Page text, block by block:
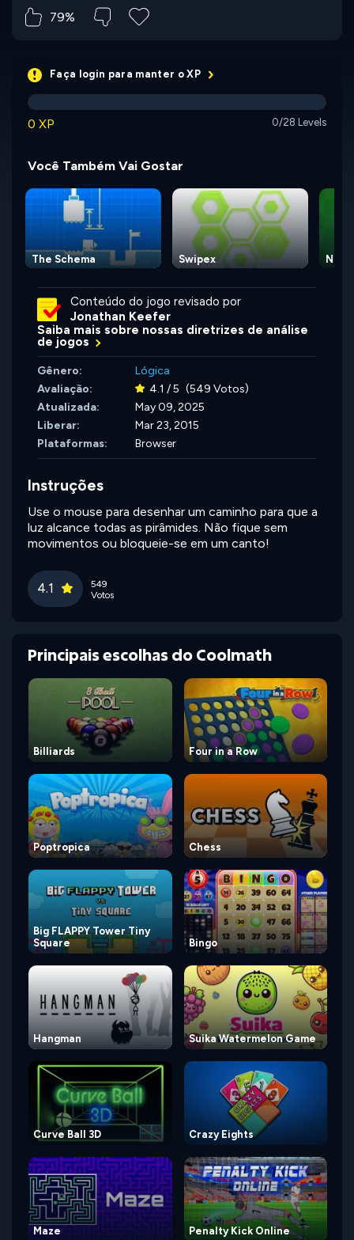
79%
Faça login para manter o XP
0 XP 0/28 Levels
Você Também Vai Gostar
The Schema Swipex
Conteúdo do jogo revisado por
Jonathan Keefer
Saiba mais sobre nossas diretrizes de análise
de jogos
Gênero:
Lógica
Avaliação:
4.1 / 5 (549 Votos)
Atualizada:
May 09, 2025
Liberar:
Mar 23, 2015
Plataformas:
Browser
Instruções
Use o mouse para desenhar um caminho para que a
luz alcance todas as pirâmides. Não fique sem
movimentos ou bloqueie-se em um canto!
4.1
549
Votos
Principais escolhas do Coolmath
Billiards Four in a Row
Poptropica Chess
Big FLAPPY Tower Tiny
Square
Bingo
Hangman Suika Watermelon Game
Curve Ball 3D Crazy Eights
Maze Penalty Kick Online